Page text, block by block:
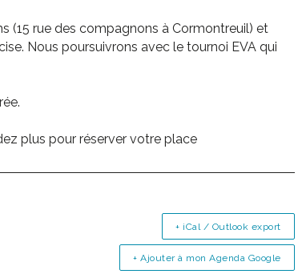
(15 rue des compagnons à Cormontreuil) et
Nous poursuivrons avec le tournoi EVA qui
plus pour réserver votre place
+ Ajouter à mon Agenda Google
+ iCal / Outlook export